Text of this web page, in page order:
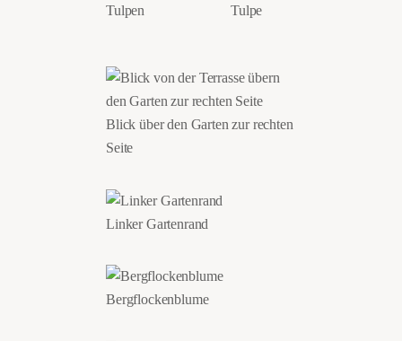
Tulpen Tulpe
Blick über den Garten zur rechten
Seite
Linker Gartenrand
Bergflockenblume